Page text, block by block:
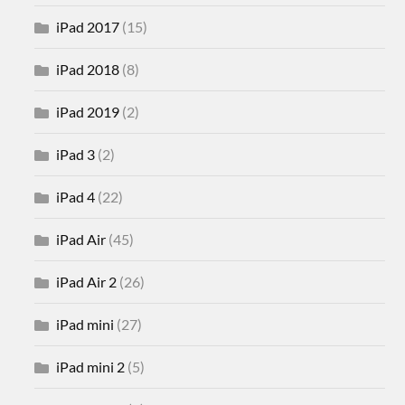
iPad 2017 (15)
iPad 2018 (8)
iPad 2019 (2)
iPad 3 (2)
iPad 4 (22)
iPad Air (45)
iPad Air 2 (26)
iPad mini (27)
iPad mini 2 (5)